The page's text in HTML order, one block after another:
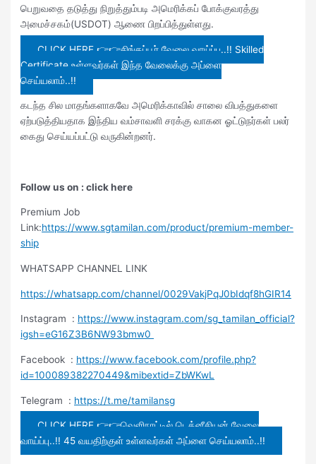
பெறுவதை தடுத்து நிறுத்தும்படி அமெரிக்கப் போக்குவரத்து
அமைச்சகம்(USDOT) ஆணை பிறப்பித்துள்ளது.
CLICK HERE 👉👉சிங்கப்பூர் வேலை வாய்ப்பு..!! Skilled
Certificate உள்ளவர்கள் இந்த வேலைக்கு அப்ளை
செய்யலாம்..!!
கடந்த சில மாதங்களாகவே அமெரிக்காவில் சாலை விபத்துகளை
ஏற்படுத்தியதாக இந்திய வம்சாவளி சரக்கு வாகன ஓட்டுநர்கள் பலர்
கைது செய்யப்பட்டு வருகின்றனர்.
Follow us on : click here
Premium Job
Link:https://www.sgtamilan.com/product/premium-member-
ship
WHATSAPP CHANNEL LINK
https://whatsapp.com/channel/0029VakjPqJ0bIdqf8hGIR14
Instagram : https://www.instagram.com/sg_tamilan_official?
igsh=eG16Z3B6NW93bmw0
Facebook : https://www.facebook.com/profile.php?
id=100089382270449&mibextid=ZbWKwL
Telegram : https://t.me/tamilansg
CLICK HERE 👉👉வெளிநாட்டில் டெக்னீசியன் வேலை
வாய்ப்பு..!! 45 வயதிற்குள் உள்ளவர்கள் அப்ளை செய்யலாம்..!!